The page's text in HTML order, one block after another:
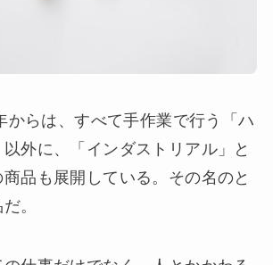
からは、すべて手作業で行う「ハ
外に、「インダストリアル」と
品も展開している。その名のと
。